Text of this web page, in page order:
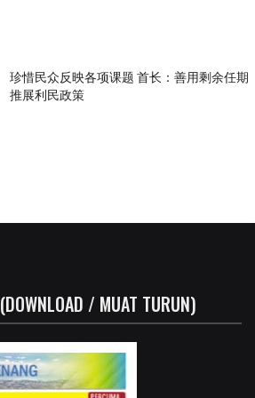
珍惜民众反映各项课题 首长：善用剩余任期
推展利民政策
/ MUAT TURUN)